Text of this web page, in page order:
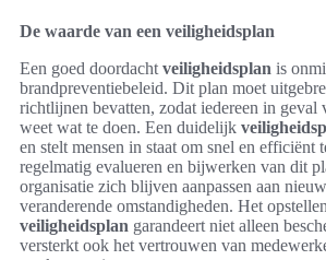
De waarde van een veiligheidsplan
Een goed doordacht veiligheidsplan is
brandpreventiebeleid. Dit plan moet
richtlijnen bevatten, zodat iedereen in geval
weet wat te doen. Een duidelijk
en stelt mensen in staat om snel en efficiënt
regelmatig evalueren en bijwerken van dit
organisatie zich blijven aanpassen aan
veranderende omstandigheden. Het
veiligheidsplan garandeert niet alleen
versterkt ook het vertrouwen van